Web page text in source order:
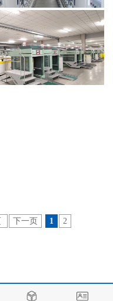
下一页 1 2